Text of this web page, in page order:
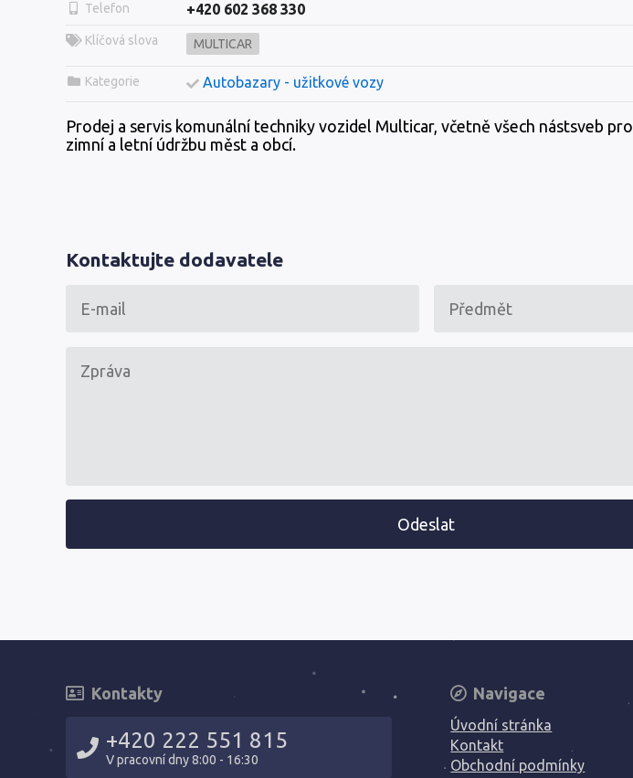
Telefon +420 602 368 330
Klíčová slova MULTICAR
Kategorie Autobazary - užitkové vozy
Prodej a servis komunální techniky vozidel Multicar, včetně všech nástsveb pro
zimní a letní údržbu měst a obcí.
Kontaktujte dodavatele
Odeslat
Kontakty
+420 222 551 815
V pracovní dny 8:00 - 16:30
Navigace
Úvodní stránka
Kontakt
Obchodní podmínky